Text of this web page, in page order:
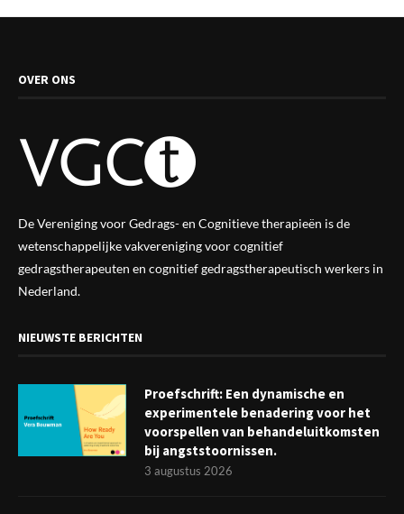
OVER ONS
De Vereniging voor Gedrags- en Cognitieve therapieën is de
wetenschappelijke vakverenigingvoor cognitief
gedragstherapeuten en cognitief gedragstherapeutisch werkers in
Nederland.
NIEUWSTE BERICHTEN
Proefschrift: Een dynamische en
experimentele benadering voor het
voorspellen van behandeluitkomsten
bij angststoornissen.
3 augustus 2026